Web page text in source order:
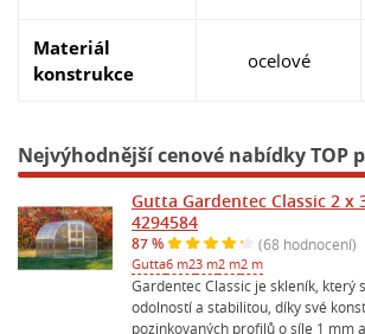
Materiál
konstrukce
ocelové
Nejvýhodnější cenové nabídky TOP
Gutta Gardentec Classic 2 x
4294584
87 % (68 hodnocení)
Gutta6 m23 m2 m2 m
Gardentec Classic je skleník, který
odolností a stabilitou, díky své
pozinkovaných profilů o síle 1 mm